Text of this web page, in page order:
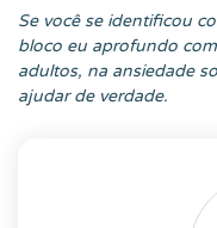
Se você se identificou
bloco eu aprofundo
adultos, na ansiedade
ajudar de verdade.